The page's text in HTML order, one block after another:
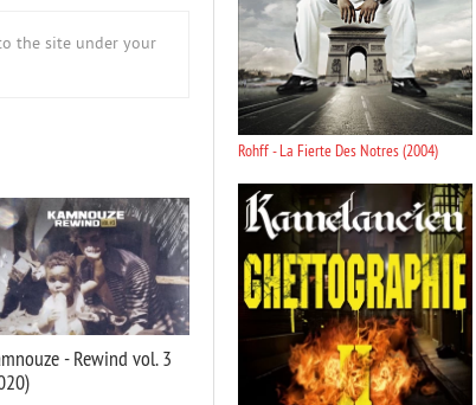
the site under your
- Rewind vol. 3
Rohff - La Fierte Des Notres (2004)